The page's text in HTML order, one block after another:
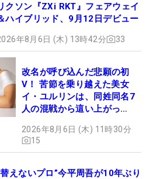
クソン『ZXi RKT』フェアウェイ
ハイブリッド、9月12日デビュー
年8月6日 (木) 13時42分 33
改名が呼び込んだ悲願の初
V！ 苦節を乗り越えた美女
イ・ユルリンは、同姓同名7
人の混戦から這い上がっ
2026年8月6日 (木) 11時30分
15
替えないプロ”今平周吾が10年ぶり